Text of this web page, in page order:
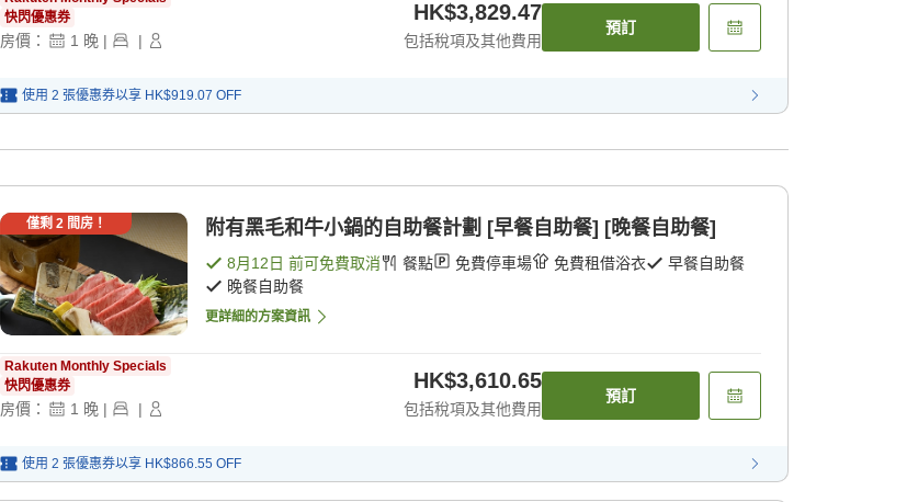
快閃優惠券
房價： 1 晚 | |
HK$3,829.47
包括稅項及其他費用
預訂
使用 2 張優惠券以享 HK$919.07 OFF
僅剩 2間房！ 附有黑毛和牛小鍋的自助餐計劃 [早餐自助餐] [晚餐自助餐]
8月12日 前可免費取消 餐點 免費停車場 免費租借浴衣
早餐自助餐
晚餐自助餐
更詳細的方案資訊
Rakuten Monthly Specials
快閃優惠券
房價： 1 晚 | |
HK$3,610.65
包括稅項及其他費用
預訂
使用 2 張優惠券以享 HK$866.55 OFF